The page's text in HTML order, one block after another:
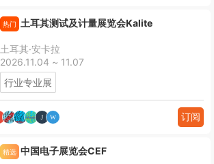
热门 土耳其测试及计量展览会Kalite
土耳其·安卡拉
2026.11.04 ~ 11.07
行业专业展
订阅
精选 中国电子展览会CEF